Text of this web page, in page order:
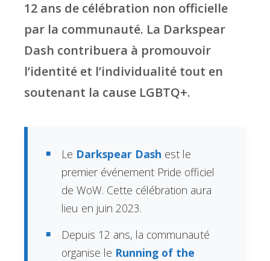
12 ans de célébration non officielle
par la communauté. La Darkspear
Dash contribuera à promouvoir
l’identité et l’individualité tout en
soutenant la cause LGBTQ+.
Le Darkspear Dash est le
premier événement Pride officiel
de WoW. Cette célébration aura
lieu en juin 2023.
Depuis 12 ans, la communauté
organise le Running of the